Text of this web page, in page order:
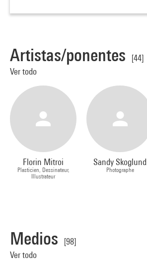
Artistas/ponentes
[44]
Ver todo
Florin Mitroi
Plasticien, Dessinateur,
Illustrateur
Sandy Skoglund
Photographe
Medios
[98]
Ver todo